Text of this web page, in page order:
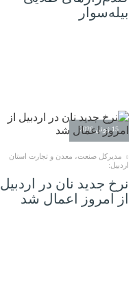
بیله‌سوار
15 ژوئن 2026
مدیرکل صنعت، معدن و تجارت استان
اردبیل:
نرخ جدید نان در اردبیل
از امروز اعمال شد